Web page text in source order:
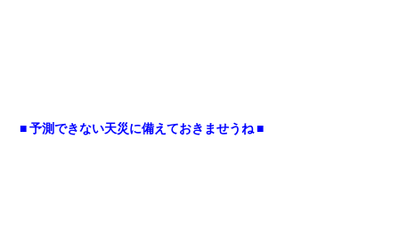
■ 予測できない天災に備えておきませうね ■